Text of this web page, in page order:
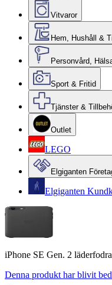
Vitvaror
Hem, Hushåll &
Personvård,
Sport & Fritid
Tjänster &
Outlet
LEGO
Elgiganten
Elgiganten
iPhone SE Gen. 2
Denna produkt har blivit